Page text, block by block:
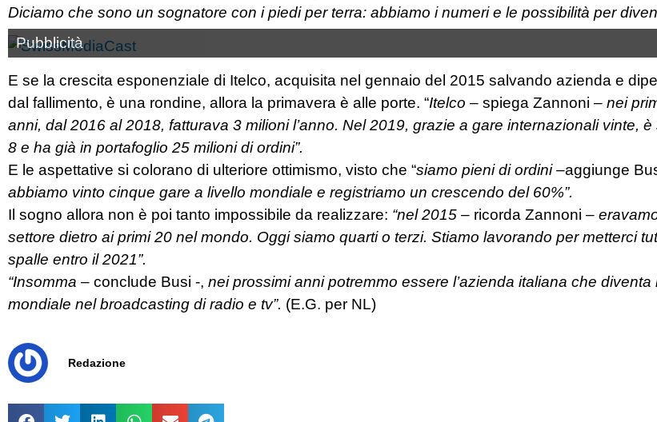
Diciamo che sono un sognatore con i piedi per terra: abbiamo i numeri e le possibilità per
Pubblicità
E se la crescita esponenziale di Itelco, acquisita nel gennaio del 2015 salvando azienda e
dal fallimento, è una rondine, allora la primavera è alle porte. “Itelco – spiega Zannoni – nei
anni, dal 2016 al 2018, fatturava 3 milioni l’anno. Nel 2019, grazie a gare internazionali vinte, è
8 e ha già in portafoglio 25 milioni di ordini”.
E le aspettative si colorano di ulteriore ottimismo, visto che “siamo pieni di ordini –aggiunge
abbiamo vinto cinque gare a livello mondiale e registriamo un crescendo del 60%”.
Il sogno allora non è poi tanto impossibile da realizzare: “nel 2015 – ricorda Zannoni –
settore dietro ai primi 20 nel mondo. Oggi siamo quarti o terzi. Stiamo lavorando per metterci
spalle entro il 2021”.
“Insomma – conclude Busi -, nei prossimi anni potremmo essere l’azienda italiana che diventa
mondiale nel broadcasting di radio e tv”. (E.G. per NL)
Redazione